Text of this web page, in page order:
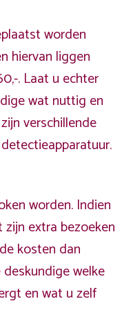
worden
hiervan liggen
. Laat u echter
wat nuttig en
verschillende
worden. Indien
extra bezoeken
kosten dan
welke
en wat u zelf